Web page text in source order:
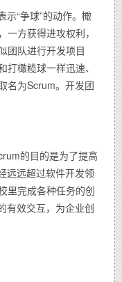
“争球”的动作。橄
方获得进攻权利，
团队进行开发项目
橄榄球一样迅速、
名为Scrum。开发团
的目的是为了提高
远远超过软件开发领
里完成各种任务的创
有效交互，为企业创